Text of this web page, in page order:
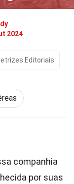
2024
Editoriais
companhia
por suas